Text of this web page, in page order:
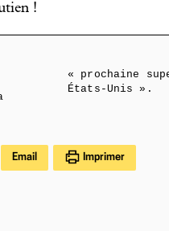
!
« prochaine
États-Unis ».
Email Imprimer